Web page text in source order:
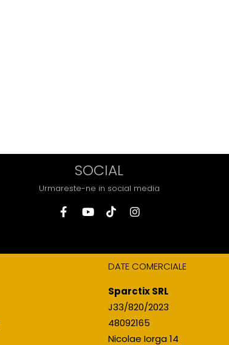
SOCIAL
Urmareste-ne in social media
DATE COMERCIALE
Sparctix SRL
J33/820/2023
48092165
Nicolae Iorga 14